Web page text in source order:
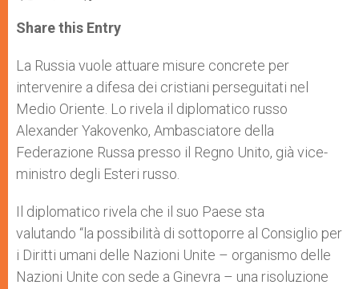
t
s
p
p
s
e
g
e
r
e
b
o
k
r
Share this Entry
La Russia vuole attuare misure concrete per
intervenire a difesa dei cristiani perseguitati nel
Medio Oriente. Lo rivela il diplomatico russo
Alexander Yakovenko, Ambasciatore della
Federazione Russa presso il Regno Unito, già vice-
ministro degli Esteri russo.
Il diplomatico rivela che il suo Paese sta
valutando “la possibilità di sottoporre al Consiglio per
i Diritti umani delle Nazioni Unite – organismo delle
Nazioni Unite con sede a Ginevra – una risoluzione